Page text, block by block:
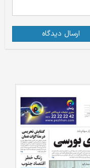
ارسال دیدگاه